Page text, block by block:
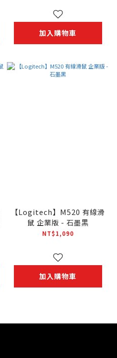
加入購物車
【Logitech】M520 有線滑
鼠 企業版 - 石墨黑
NT$1,090
加入購物車